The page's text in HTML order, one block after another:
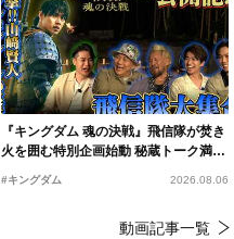
『キングダム 魂の決戦』飛信隊が焚き
火を囲む特別企画始動 秘蔵トーク満載
の“キングダムキャンプ”開催
#キングダム 2026.08.06
動画記事一覧